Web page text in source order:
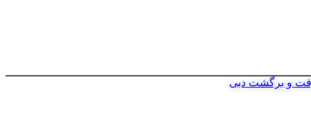
و برگشت دبی